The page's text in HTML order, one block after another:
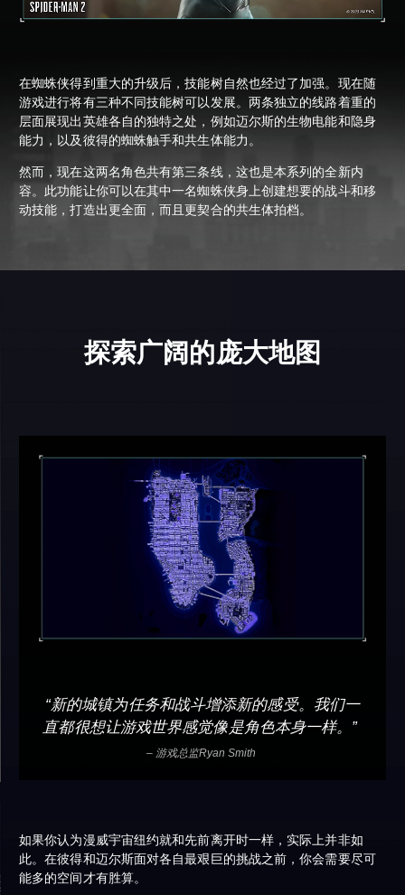
在蜘蛛侠得到重大的升级后，技能树自然也经过了加强。现在随
游戏进行将有三种不同技能树可以发展。两条独立的线路着重的
层面展现出英雄各自的独特之处，例如迈尔斯的生物电能和隐身
能力，以及彼得的蜘蛛触手和共生体能力。
然而，现在这两名角色共有第三条线，这也是本系列的全新内
容。此功能让你可以在其中一名蜘蛛侠身上创建想要的战斗和移
动技能，打造出更全面，而且更契合的共生体拍档。
探索广阔的庞大地图
“新的城镇为任务和战斗增添新的感受。我们一
直都很想让游戏世界感觉像是角色本身一样。”
– 游戏总监Ryan Smith
如果你认为漫威宇宙纽约就和先前离开时一样，实际上并非如
此。在彼得和迈尔斯面对各自最艰巨的挑战之前，你会需要尽可
能多的空间才有胜算。